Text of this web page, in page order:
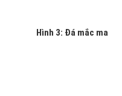
Hình 3: Đá mắc ma